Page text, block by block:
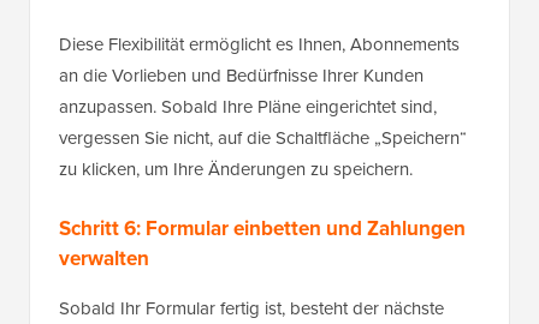
Diese Flexibilität ermöglicht es Ihnen, Abonnements
an die Vorlieben und Bedürfnisse Ihrer Kunden
anzupassen. Sobald Ihre Pläne eingerichtet sind,
vergessen Sie nicht, auf die Schaltfläche „Speichern“
zu klicken, um Ihre Änderungen zu speichern.
Schritt 6: Formular einbetten und Zahlungen
verwalten
Sobald Ihr Formular fertig ist, besteht der nächste